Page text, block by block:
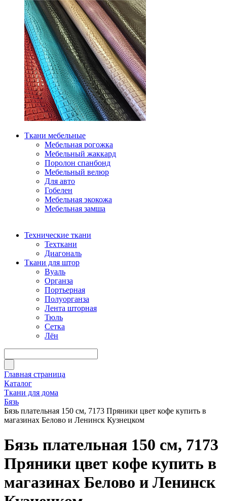
Ткани мебельные
Мебельная рогожка
Мебельный жаккард
Поролон спанбонд
Мебельный велюр
Для авто
Гобелен
Мебельная экокожа
Мебельная замша
Технические ткани
Техткани
Диагональ
Ткани для штор
Вуаль
Органза
Портьерная
Полуорганза
Лента шторная
Тюль
Сетка
Лён
Главная страница
Каталог
Ткани для дома
Бязь
Бязь плательная 150 см, 7173 Пряники цвет кофе купить в
магазинах Белово и Ленинск Кузнецком
Бязь плательная 150 см, 7173
Пряники цвет кофе купить в
магазинах Белово и Ленинск